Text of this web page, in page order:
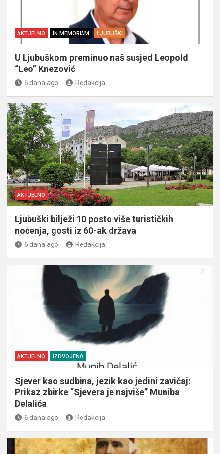
AKTUELNO IN MEMORIAM LJUBUŠKI
U Ljubuškom preminuo naš susjed Leopold
“Leo” Knezović
5 dana ago Redakcija
AKTUELNO
Ljubuški bilježi 10 posto više turističkih
noćenja, gosti iz 60-ak država
6 dana ago Redakcija
AKTUELNO IZDVOJENO
Sjever kao sudbina, jezik kao jedini zavičaj:
Prikaz zbirke “Sjevera je najviše” Muniba
Delalića
6 dana ago Redakcija